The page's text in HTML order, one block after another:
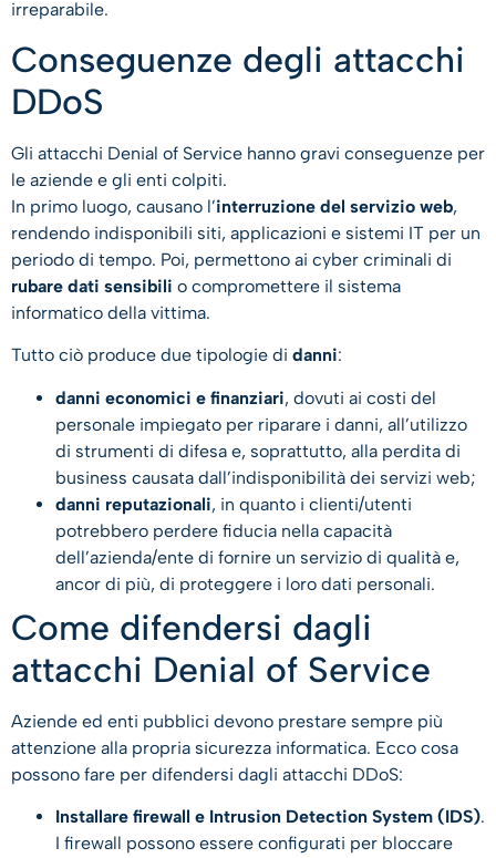
irreparabile.
Conseguenze degli attacchi
DDoS
Gli attacchi Denial of Service hanno gravi conseguenze per
le aziende e gli enti colpiti.
In primo luogo, causano l’interruzione del servizio web,
rendendo indisponibili siti, applicazioni e sistemi IT per un
periodo di tempo. Poi, permettono ai cyber criminali di
rubare dati sensibili o compromettere il sistema
informatico della vittima.
Tutto ciò produce due tipologie di danni:
danni economici e finanziari, dovuti ai costi del
personale impiegato per riparare i danni, all’utilizzo
di strumenti di difesa e, soprattutto, alla perdita di
business causata dall’indisponibilità dei servizi web;
danni reputazionali, in quanto i clienti/utenti
potrebbero perdere fiducia nella capacità
dell’azienda/ente di fornire un servizio di qualità e,
ancor di più, di proteggere i loro dati personali.
Come difendersi dagli
attacchi Denial of Service
Aziende ed enti pubblici devono prestare sempre più
attenzione alla propria sicurezza informatica. Ecco cosa
possono fare per difendersi dagli attacchi DDoS:
Installare firewall e Intrusion Detection System (IDS).
I firewall possono essere configurati per bloccare